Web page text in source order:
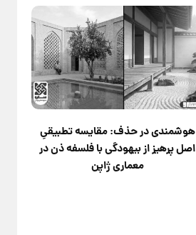
هوشمندی در حذف: مقایسه تطبیقیِ
اصل پرهیز از بیهودگی با فلسفه ذن در
معماری ژاپن